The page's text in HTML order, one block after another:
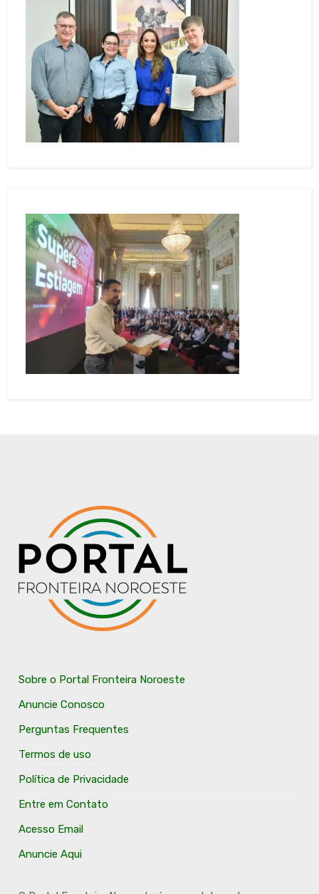
Sobre o Portal Fronteira Noroeste
Anuncie Conosco
Perguntas Frequentes
Termos de uso
Política de Privacidade
Entre em Contato
Acesso Email
Anuncie Aqui